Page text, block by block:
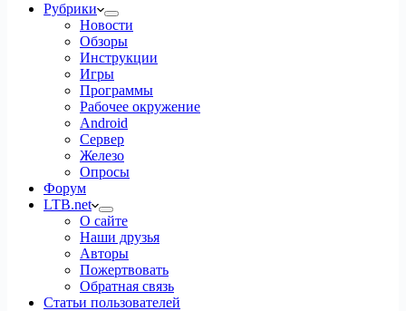
Рубрики
Новости
Обзоры
Инструкции
Игры
Программы
Рабочее окружение
Android
Сервер
Железо
Опросы
Форум
LTB.net
О сайте
Наши друзья
Авторы
Пожертвовать
Обратная связь
Статьи пользователей